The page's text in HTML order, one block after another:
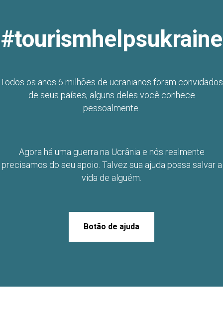
#tourismhelpsukraine
Todos os anos 6 milhões de ucranianos foram convidados
de seus países, alguns deles você conhece
pessoalmente.
Agora há uma guerra na Ucrânia e nós realmente
precisamos do seu apoio. Talvez sua ajuda possa salvar a
vida de alguém.
Botão de ajuda